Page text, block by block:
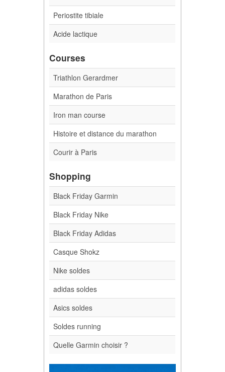
Periostite tibiale
Acide lactique
Courses
Triathlon Gerardmer
Marathon de Paris
Iron man course
Histoire et distance du marathon
Courir à Paris
Shopping
Black Friday Garmin
Black Friday Nike
Black Friday Adidas
Casque Shokz
Nike soldes
adidas soldes
Asics soldes
Soldes running
Quelle Garmin choisir ?